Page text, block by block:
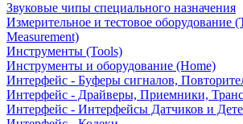
Звуковые чипы специального назначения
Измерительное и тестовое оборудование
Measurement)
Инструменты (Tools)
Инструменты и оборудование (Home)
Интерфейс - Буферы сигналов,
Интерфейс - Драйверы, Приемники,
Интерфейс - Интерфейсы Датчиков и